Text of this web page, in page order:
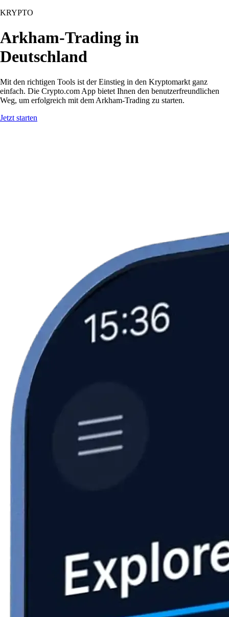
KRYPTO
Arkham-Trading in
Deutschland
Mit den richtigen Tools ist der Einstieg in den Kryptomarkt ganz
einfach. Die Crypto.com App bietet Ihnen den benutzerfreundlichen
Weg, um erfolgreich mit dem Arkham-Trading zu starten.
Jetzt starten